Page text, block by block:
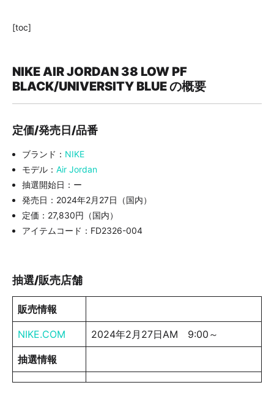
[toc]
NIKE AIR JORDAN 38 LOW PF
BLACK/UNIVERSITY BLUE の概要
定価/発売日/品番
ブランド： NIKE
モデル： Air Jordan
抽選開始日：ー
発売日：2024年2月27日（国内）
定価：27,830円（国内）
アイテムコード：FD2326-004
抽選/販売店舗
販売情報
NIKE.COM 2024年2月27日AM 9:00～
抽選情報